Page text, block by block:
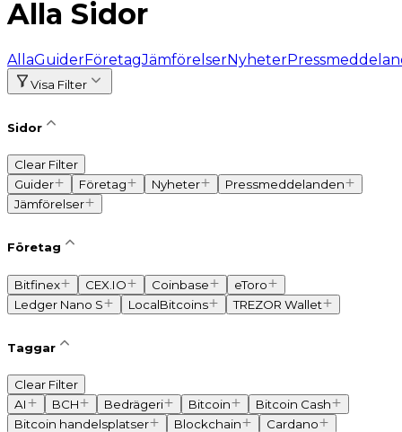
Alla Sidor
AllaGuiderFöretagJämförelserNyheter
Visa Filter
Sidor
Clear Filter
Guider
Företag Nyheter
Pressmeddelanden
Jämförelser
Företag
Bitfinex CEX.IO Coinbase
eToro
Ledger Nano S
LocalBitcoins TREZOR Wallet
Taggar
Clear Filter
AI
BCH Bedrägeri Bitcoin
Bitcoin Cash
Bitcoin handelsplatser
Blockchain
Cardano